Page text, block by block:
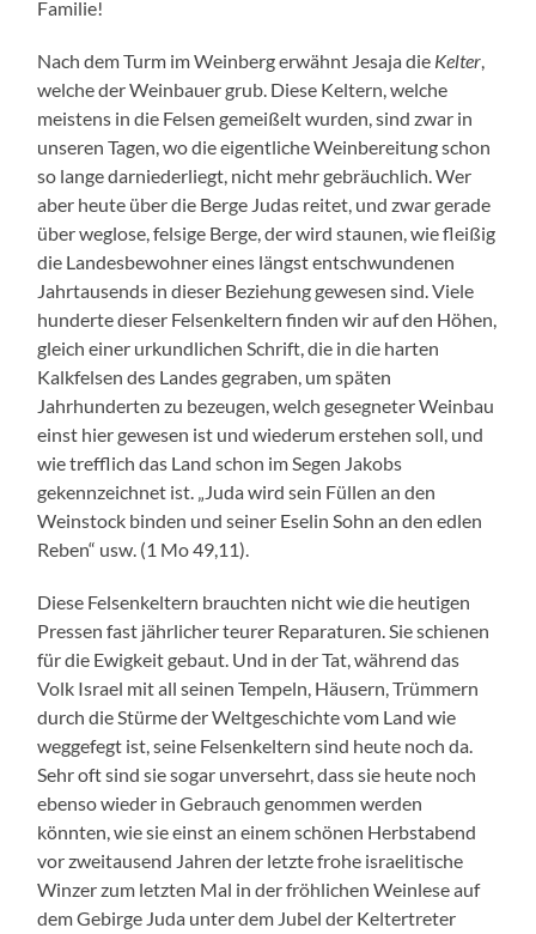
Familie!
Nach dem Turm im Weinberg erwähnt Jesaja die Kelter,
welche der Weinbauer grub. Diese Keltern, welche
meistens in die Felsen gemeißelt wurden, sind zwar in
unseren Tagen, wo die eigentliche Weinbereitung schon
so lange darniederliegt, nicht mehr gebräuchlich. Wer
aber heute über die Berge Judas reitet, und zwar gerade
über weglose, felsige Berge, der wird staunen, wie fleißig
die Landesbewohner eines längst entschwundenen
Jahrtausends in dieser Beziehung gewesen sind. Viele
hunderte dieser Felsenkeltern finden wir auf den Höhen,
gleich einer urkundlichen Schrift, die in die harten
Kalkfelsen des Landes gegraben, um späten
Jahrhunderten zu bezeugen, welch gesegneter Weinbau
einst hier gewesen ist und wiederum erstehen soll, und
wie trefflich das Land schon im Segen Jakobs
gekennzeichnet ist. „Juda wird sein Füllen an den
Weinstock binden und seiner Eselin Sohn an den edlen
Reben“ usw. (1 Mo 49,11).
Diese Felsenkeltern brauchten nicht wie die heutigen
Pressen fast jährlicher teurer Reparaturen. Sie schienen
für die Ewigkeit gebaut. Und in der Tat, während das
Volk Israel mit all seinen Tempeln, Häusern, Trümmern
durch die Stürme der Weltgeschichte vom Land wie
weggefegt ist, seine Felsenkeltern sind heute noch da.
Sehr oft sind sie sogar unversehrt, dass sie heute noch
ebenso wieder in Gebrauch genommen werden
könnten, wie sie einst an einem schönen Herbstabend
vor zweitausend Jahren der letzte frohe israelitische
Winzer zum letzten Mal in der fröhlichen Weinlese auf
dem Gebirge Juda unter dem Jubel der Keltertreter